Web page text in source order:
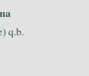
q.b.